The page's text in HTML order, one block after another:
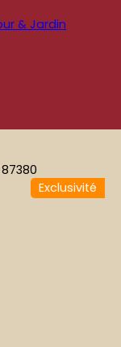
Exclusivité